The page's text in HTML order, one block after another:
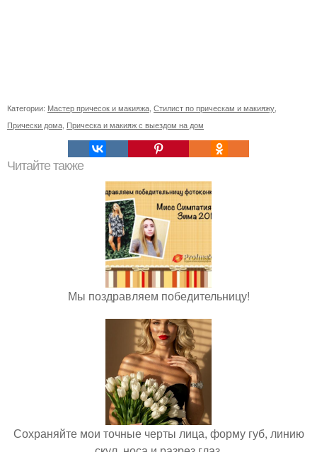
Категории: Мастер причесок и макияжа Стилист по прическам и макияжу
Прически дома Прическа и макияж с выездом на дом
Читайте также
Мы поздравляем победительницу!
Сохраняйте мои точные черты лица, форму губ, линию